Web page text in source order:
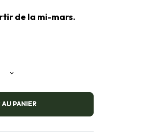
de la mi-mars.
PANIER